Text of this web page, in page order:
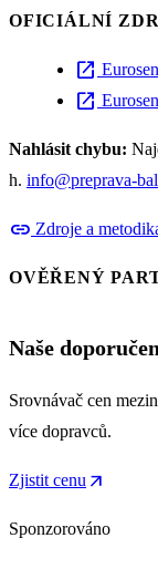
OFICIÁLNÍ
open_in_new
open_in_new
Nahlásit chybu:
h. info@preprava-
link Zdroje a
OVĚŘENÝ
Naše
Srovnávač cen
více dopravců.
Zjistit cenu arrow_outward
Sponzorováno